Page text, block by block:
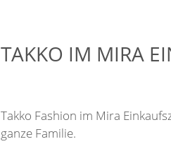
TAKKO IM MIRA
Takko Fashion im Mira
ganze Familie.